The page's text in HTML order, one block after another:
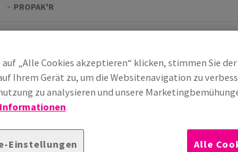
PROPAK'R
Herstellung von
auf „Alle Cookies akzeptieren“ klicken, stimmen Sie
Ihrem Gerät zu, um die Websitenavigation zu
zu analysieren und unsere
Einstellungen Alle